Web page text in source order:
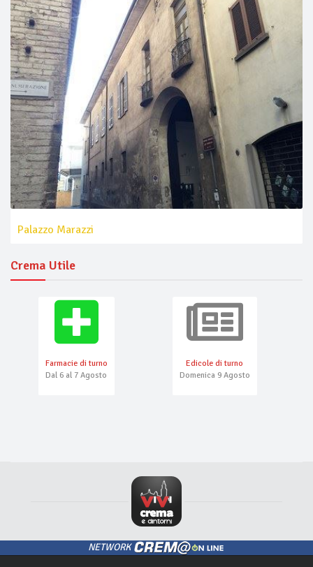
Palazzo Marazzi
Crema Utile
Farmacie di turno
Dal 6 al 7 Agosto
Edicole di turno
Domenica 9 Agosto
NETWORK